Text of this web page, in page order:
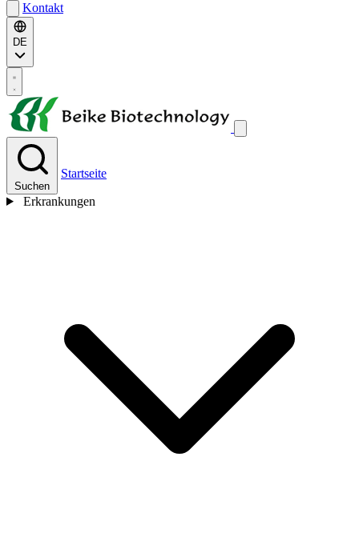
Kontakt
DE
Suchen
Startseite
Erkrankungen